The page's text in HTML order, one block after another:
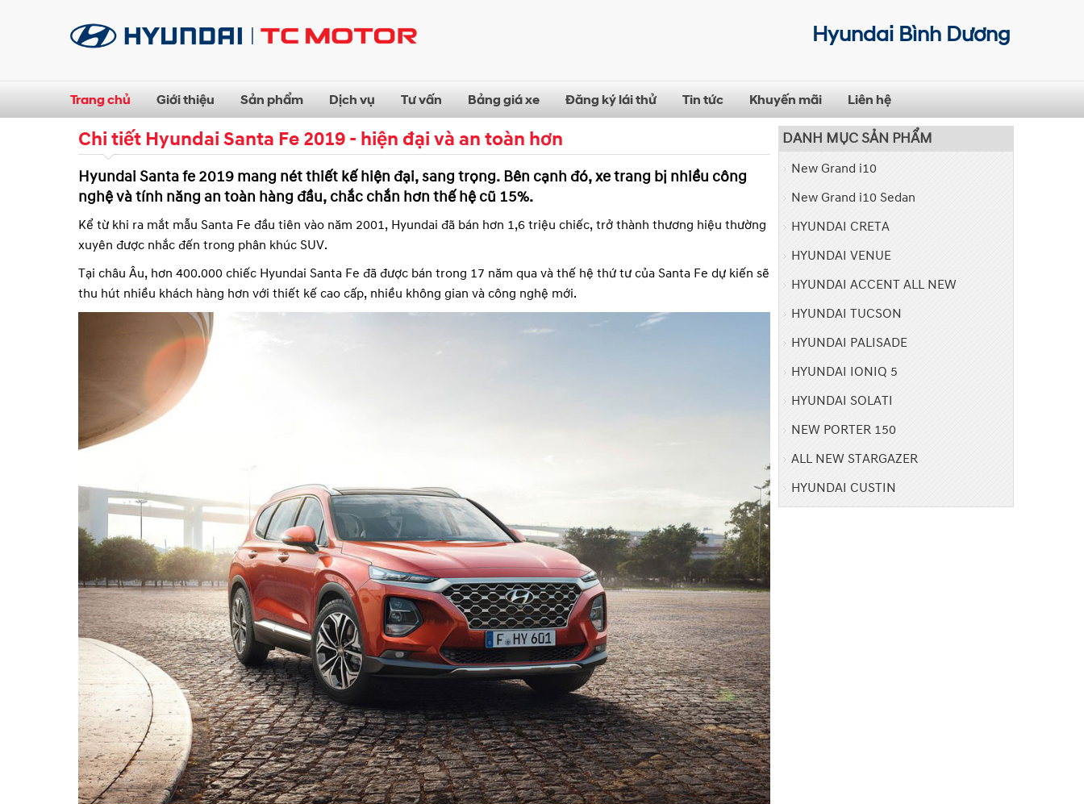
Hyundai Bình Dương
Trang chủ Giới thiệu Sản phẩm Dịch vụ Tư vấn Bảng giá xe Đăng ký lái thử Tin tức Khuyến mãi Liên hệ
Chi tiết Hyundai Santa Fe 2019 - hiện đại và an toàn hơn
Hyundai Santa fe 2019 mang nét thiết kế hiện đại, sang trọng. Bên cạnh đó, xe trang bị nhiều công
nghệ và tính năng an toàn hàng đầu, chắc chắn hơn thế hệ cũ 15%.
Kể từ khi ra mắt mẫu Santa Fe đầu tiên vào năm 2001, Hyundai đã bán hơn 1,6 triệu chiếc, trở thành thương hiệu thường
xuyên được nhắc đến trong phân khúc SUV.
Tại châu Âu, hơn 400.000 chiếc Hyundai Santa Fe đã được bán trong 17 năm qua và thế hệ thứ tư của Santa Fe dự kiến sẽ
thu hút nhiều khách hàng hơn với thiết kế cao cấp, nhiều không gian và công nghệ mới.
DANH MỤC SẢN PHẨM
New Grand i10
New Grand i10 Sedan
HYUNDAI CRETA
HYUNDAI VENUE
HYUNDAI ACCENT ALL NEW
HYUNDAI TUCSON
HYUNDAI PALISADE
HYUNDAI IONIQ 5
HYUNDAI SOLATI
NEW PORTER 150
ALL NEW STARGAZER
HYUNDAI CUSTIN